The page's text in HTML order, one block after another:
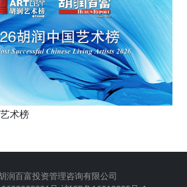
术榜
润百富投资管理咨询有限公司